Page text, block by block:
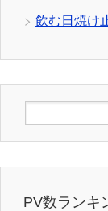
飲む日焼け
PV数ランキ